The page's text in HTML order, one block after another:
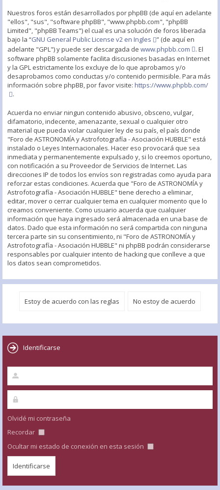
Nuestros foros están desarrollados por phpBB (de aquí en adelante
"ellos", "sus", "software phpBB", "www.phpbb.com", "phpBB
Limited", "phpBB Teams") el cual es una solución de foros liberada
bajo la “GNU General Public License v2 en Ingles
” (de aquí en
adelante "GPL") y puede ser descargada de www.phpbb.com
. El
software phpBB solamente facilita discusiones basadas en Internet
y la GPL estrictamente los excluye de lo que aprobamos y/o
desaprobamos como conductas y/o contenido permisible. Para más
información sobre phpBB, por favor visite: https://www.phpbb.com/
.
Acuerda no enviar ningun contenido abusivo, obsceno, vulgar,
difamatorio, indecente, amenazante, sexual o cualquier otro
material que pueda violar cualquier ley de su país, el país donde
"Foro de ASTRONOMÍA y Astrofotografía - Asociación HUBBLE" está
instalado o Leyes Internacionales. Hacer eso provocará que sea
inmediata y permanentemente expulsado y, si lo creemos oportuno,
con notificación a su Proveedor de Servicios de Internet. Las
direcciones IP de todos los envíos son registradas como ayuda para
reforzar estas condiciones. Acuerda que "Foro de ASTRONOMÍA y
Astrofotografía - Asociación HUBBLE" tiene derecho a eliminar,
editar, mover o cerrar cualquier tema en cualquier momento que lo
creamos conveniente. Como usuario acuerda que cualquier
información que haya ingresado será almacenada en una base de
datos. Dado que esta información no será compartida con ninguna
tercera parte sin su consentimiento, ni "Foro de ASTRONOMÍA y
Astrofotografía - Asociación HUBBLE" ni phpBB podrán considerarse
responsables por cualquier intento de hacking que conlleve a que
los datos sean comprometidos.
Identificarse
Olvidé mi contraseña
Recordar
Ocultar mi estado de conexión en esta sesión